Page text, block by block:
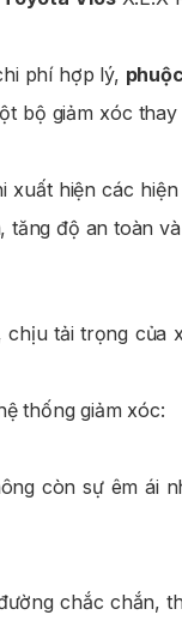
phí hợp lý,
giảm xóc
hiện các
độ an toàn
tải trọng của
thống giảm xóc:
còn sự êm ái
chắc chắn,